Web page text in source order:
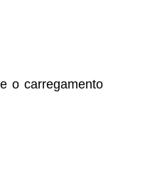
o carregamento